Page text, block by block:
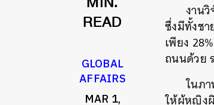
MIN.
READ
GLOBAL
AFFAIRS
MAR 1,
งาน
ซึ่งมีทั้งช
เพียง
ถนนด้วย
ในภ
ให้ผู้หญิง